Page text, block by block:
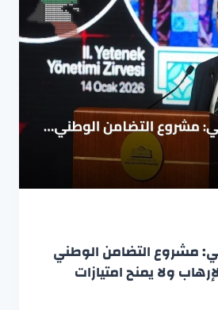
مشروع التضامن الوطني
ولا يمنح امتيازات